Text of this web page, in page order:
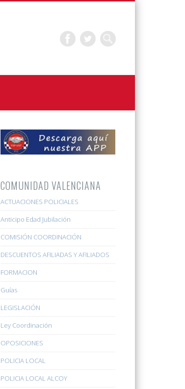
COMUNIDAD VALENCIANA
ACTUACIONES POLICIALES
Anticipo Edad Jubilación
COMISIÓN COORDINACIÓN
DESCUENTOS AFILIADAS Y AFILIADOS
FORMACION
Guías
LEGISLACIÓN
Ley Coordinación
OPOSICIONES
POLICIA LOCAL
POLICIA LOCAL ALCOY